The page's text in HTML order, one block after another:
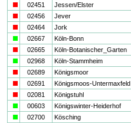
02451 Jessen/Elster
02456 Jever
02464 Jork
02667 Köln-Bonn
02665 Köln-Botanischer_Garten
02968 Köln-Stammheim
02689 Königsmoor
02691 Königsmoos-Untermaxfeld
02081 Königstuhl
00603 Königswinter-Heiderhof
02700 Kösching